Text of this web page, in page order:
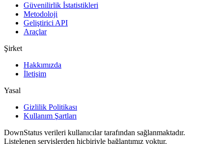
Güvenilirlik İstatistikleri
Metodoloji
Geliştirici API
Araçlar
Şirket
Hakkımızda
İletişim
Yasal
Gizlilik Politikası
Kullanım Şartları
DownStatus verileri kullanıcılar tarafından sağlanmaktadır.
Listelenen servislerden hiçbiriyle bağlantımız yoktur.